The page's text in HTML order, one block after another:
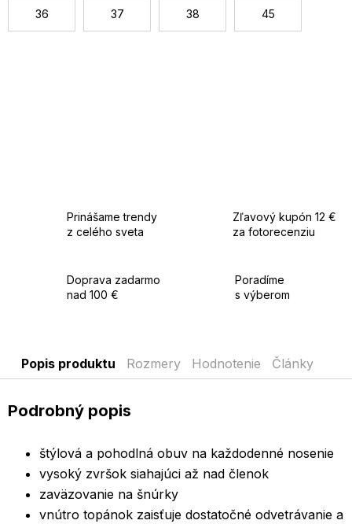
36 37 38 45
Prinášame trendy
z celého sveta
Zľavový kupón 12 €
za fotorecenziu
Doprava zadarmo
nad 100 €
Poradíme
s výberom
Popis produktu Rozmery Hodnotenie Články
Podrobný popis
štýlová a pohodlná obuv na každodenné nosenie
vysoký zvršok siahajúci až nad členok
zaväzovanie na šnúrky
vnútro topánok zaisťuje dostatočné odvetrávanie a